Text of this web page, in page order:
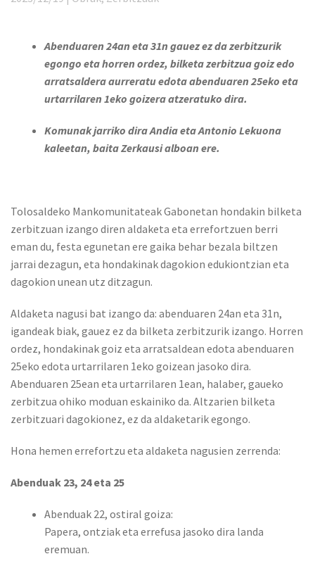
Abenduaren 24an eta 31n gauez ez da zerbitzurik
egongo eta horren ordez, bilketa zerbitzua goiz edo
arratsaldera aurreratu edota abenduaren 25eko eta
urtarrilaren 1eko goizera atzeratuko dira.
Komunak jarriko dira Andia eta Antonio Lekuona
kaleetan, baita Zerkausi alboan ere.
Tolosaldeko Mankomunitateak Gabonetan hondakin bilketa
zerbitzuan izango diren aldaketa eta errefortzuen berri
eman du, festa egunetan ere gaika behar bezala biltzen
jarrai dezagun, eta hondakinak dagokion edukiontzian eta
dagokion unean utz ditzagun.
Aldaketa nagusi bat izango da: abenduaren 24an eta 31n,
igandeak biak, gauez ez da bilketa zerbitzurik izango. Horren
ordez, hondakinak goiz eta arratsaldean edota abenduaren
25eko edota urtarrilaren 1eko goizean jasoko dira.
Abenduaren 25ean eta urtarrilaren 1ean, halaber, gaueko
zerbitzua ohiko moduan eskainiko da. Altzarien bilketa
zerbitzuari dagokionez, ez da aldaketarik egongo.
Hona hemen errefortzu eta aldaketa nagusien zerrenda:
Abenduak 23, 24 eta 25
Abenduak 22, ostiral goiza:
Papera, ontziak eta errefusa jasoko dira landa
eremuan.